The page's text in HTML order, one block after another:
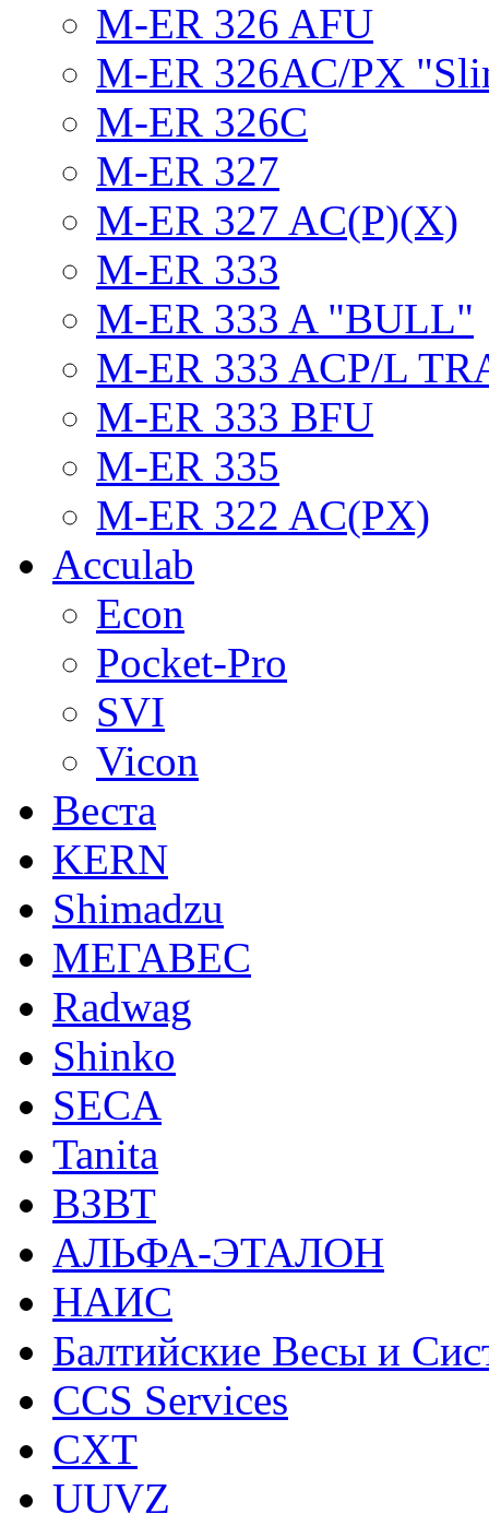
M-ER 326 AFU
M-ER 326AC/PX
M-ER 326C
M-ER 327
M-ER 327 AC(P)(X)
M-ER 333
M-ER 333 A "BULL"
M-ER 333 ACP/L
M-ER 333 BFU
M-ER 335
M-ER 322 AC(PX)
Acculab
Econ
Pocket-Pro
SVI
Vicon
Веста
KERN
Shimadzu
МЕГАВЕС
Radwag
Shinko
SECA
Tanita
ВЗВТ
АЛЬФА-ЭТАЛОН
НАИС
Балтийские Весы и
CCS Services
CXT
UUVZ